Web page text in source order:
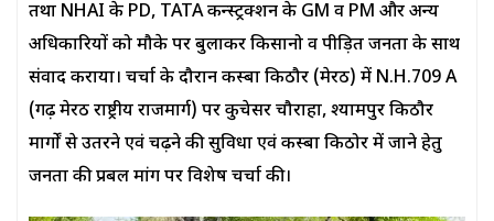
तथा NHAI के PD, TATA कन्स्ट्रक्शन के GM व PM और अन्य
अधिकारियों को मौके पर बुलाकर किसानो व पीड़ित जनता के साथ
संवाद कराया। चर्चा के दौरान कस्बा किठौर (मेरठ) में N.H.709 A
(गढ़ मेरठ राष्ट्रीय राजमार्ग) पर कुचेसर चौराहा, श्यामपुर किठौर
मार्गों से उतरने एवं चढ़ने की सुविधा एवं कस्बा किठोर में जाने हेतु
जनता की प्रबल मांग पर विशेष चर्चा की।